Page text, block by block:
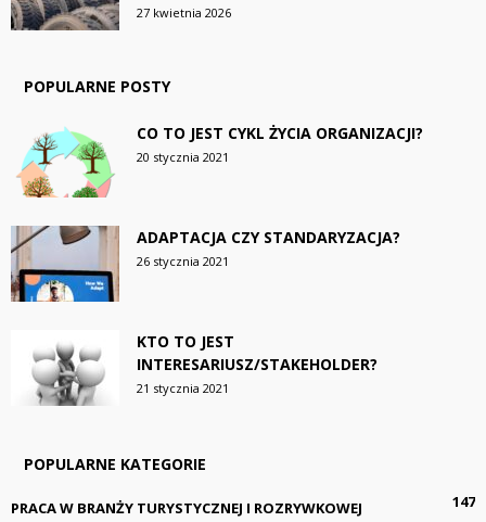
27 kwietnia 2026
POPULARNE POSTY
CO TO JEST CYKL ŻYCIA ORGANIZACJI?
20 stycznia 2021
ADAPTACJA CZY STANDARYZACJA?
26 stycznia 2021
KTO TO JEST
INTERESARIUSZ/STAKEHOLDER?
21 stycznia 2021
POPULARNE KATEGORIE
PRACA W BRANŻY TURYSTYCZNEJ I ROZRYWKOWEJ
147